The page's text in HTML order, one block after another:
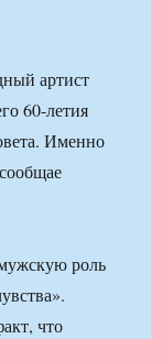
артист
60-летия
Именно
роль
что